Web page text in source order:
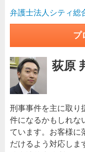
弁護士法人シティ総
プ
荻原
刑事事件を主に取り
件になるかもしれな
ています。お客様に
だけるよう対応しま